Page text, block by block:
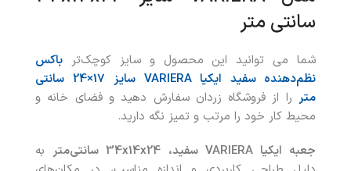
سانتی متر
شما می توانید این محصول و سایز کوچک‌تر باکس
نظم‌دهنده سفید ایکیا VARIERA سایز
17×24 سانتی
متر را از فروشگاه زردان سفارش دهید و فضای خانه و
محیط کار خود را مرتب و تمیز نگه دارید.
جعبه ایکیا VARIERA سفید، 34x14x24 سانتی‌متر
به